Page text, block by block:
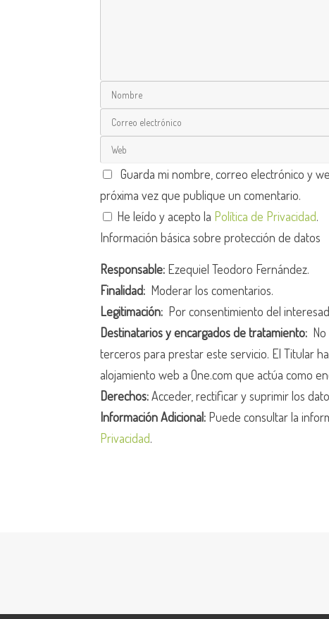
Guarda mi nombre, correo electrónico y
próxima vez que publique un comentario.
He leído y acepto la Política de Privacidad.
Información básica sobre protección de datos
Responsable: Ezequiel Teodoro Fernández.
Finalidad: Moderar los comentarios.
Legitimación: Por consentimiento del
Destinatarios y encargados de tratamiento:
terceros para prestar este servicio. El Titular
alojamiento web a One.com que actúa como
Derechos:Acceder, rectificar y suprimir los
Información Adicional: Puede consultar la
Privacidad.